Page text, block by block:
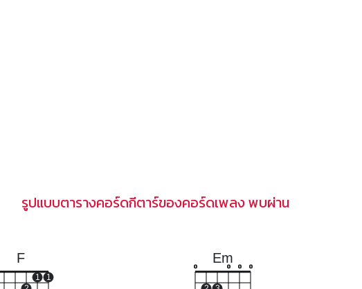
รูปแบบตารางคอร์ดกีตาร์ของคอร์ดเพลง พบผ่าน
F
1 1
Em
o o o o